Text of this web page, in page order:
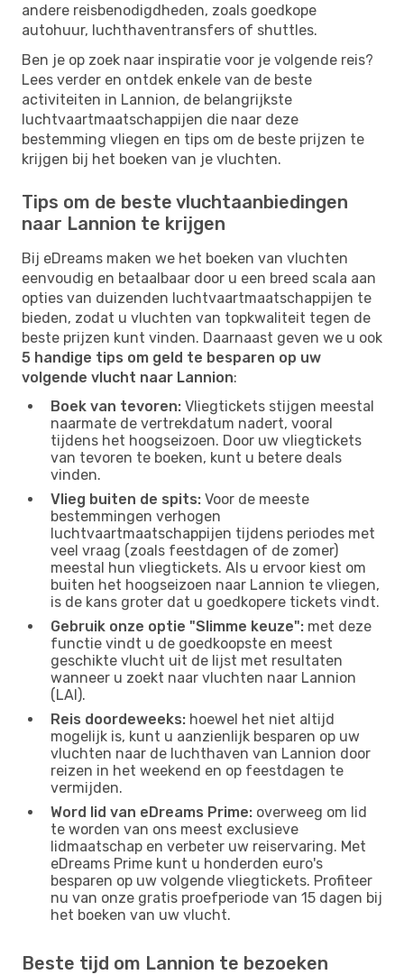
andere reisbenodigdheden, zoals goedkope
autohuur, luchthaventransfers of shuttles.
Ben je op zoek naar inspiratie voor je volgende reis?
Lees verder en ontdek enkele van de beste
activiteiten in Lannion, de belangrijkste
luchtvaartmaatschappijen die naar deze
bestemming vliegen en tips om de beste prijzen te
krijgen bij het boeken van je vluchten.
Tips om de beste vluchtaanbiedingen
naar Lannion te krijgen
Bij eDreams maken we het boeken van vluchten
eenvoudig en betaalbaar door u een breed scala aan
opties van duizenden luchtvaartmaatschappijen te
bieden, zodat u vluchten van topkwaliteit tegen de
beste prijzen kunt vinden. Daarnaast geven we u ook
5 handige tips om geld te besparen op uw
volgende vlucht naar Lannion:
Boek van tevoren: Vliegtickets stijgen meestal
naarmate de vertrekdatum nadert, vooral
tijdens het hoogseizoen. Door uw vliegtickets
van tevoren te boeken, kunt u betere deals
vinden.
Vlieg buiten de spits: Voor de meeste
bestemmingen verhogen
luchtvaartmaatschappijen tijdens periodes met
veel vraag (zoals feestdagen of de zomer)
meestal hun vliegtickets. Als u ervoor kiest om
buiten het hoogseizoen naar Lannion te vliegen,
is de kans groter dat u goedkopere tickets vindt.
Gebruik onze optie "Slimme keuze": met deze
functie vindt u de goedkoopste en meest
geschikte vlucht uit de lijst met resultaten
wanneer u zoekt naar vluchten naar Lannion
(LAI).
Reis doordeweeks: hoewel het niet altijd
mogelijk is, kunt u aanzienlijk besparen op uw
vluchten naar de luchthaven van Lannion door
reizen in het weekend en op feestdagen te
vermijden.
Word lid van eDreams Prime: overweeg om lid
te worden van ons meest exclusieve
lidmaatschap en verbeter uw reiservaring. Met
eDreams Prime kunt u honderden euro's
besparen op uw volgende vliegtickets. Profiteer
nu van onze gratis proefperiode van 15 dagen bij
het boeken van uw vlucht.
Beste tijd om Lannion te bezoeken